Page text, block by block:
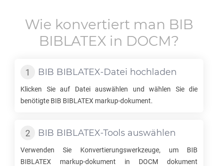
Wie konvertiert man BIB
BIBLATEX in DOCM?
BIB BIBLATEX-Datei hochladen
Klicken Sie auf Datei auswählen und wählen Sie die
benötigte BIB BIBLATEX markup-dokument.
BIB BIBLATEX-Tools auswählen
Verwenden Sie Konvertierungswerkzeuge, um BIB
BIBLATEX markup-dokument in DOCM dokument